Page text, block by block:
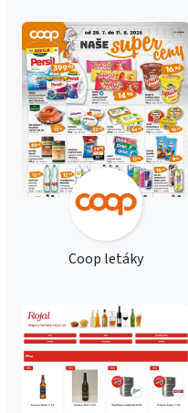
Coop letáky